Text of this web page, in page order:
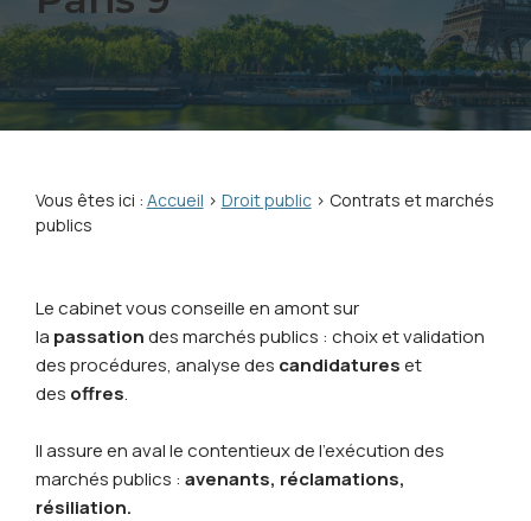
Vous êtes ici : Accueil > Droit public> Contrats et marchés
publics
Le cabinet vous conseille en amont sur
la passationdes marchés publics : choix et validation
des procédures, analyse des candidatureset
des offres.
Il assure en aval le contentieux de l'exécution des
marchés publics : avenants, réclamations,
résiliation.